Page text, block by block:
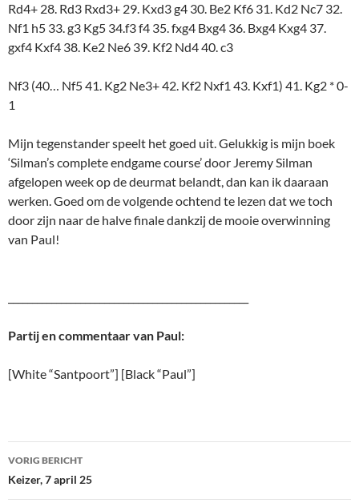
Rd4+ 28. Rd3 Rxd3+ 29. Kxd3 g4 30. Be2 Kf6 31. Kd2 Nc7 32.
Nf1 h5 33. g3 Kg5 34.f3 f4 35. fxg4 Bxg4 36. Bxg4 Kxg4 37.
gxf4 Kxf4 38. Ke2 Ne6 39. Kf2 Nd4 40. c3
Nf3 (40… Nf5 41. Kg2 Ne3+ 42. Kf2 Nxf1 43. Kxf1) 41. Kg2 * 0-
1
Mijn tegenstander speelt het goed uit. Gelukkig is mijn boek
‘Silman’s complete endgame course’ door Jeremy Silman
afgelopen week op de deurmat belandt, dan kan ik daaraan
werken. Goed om de volgende ochtend te lezen dat we toch
door zijn naar de halve finale dankzij de mooie overwinning
van Paul!
Partij en commentaar van Paul:
[White “Santpoort”] [Black “Paul”]
Bericht
navigatie
VORIG BERICHT
Keizer, 7 april 25